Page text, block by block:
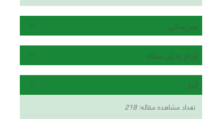
هم رسانی
ارجاع به این مقاله
آمار
تعداد مشاهده مقاله:218